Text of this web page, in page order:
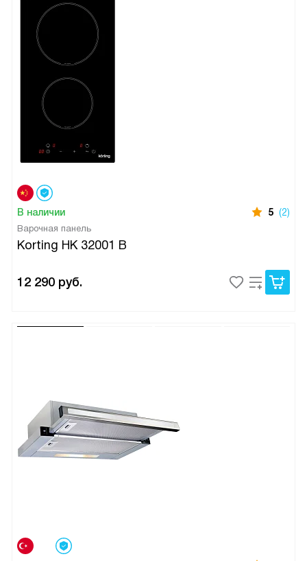
В наличии 5 (2)
Варочная панель
Korting HK 32001 B
12 290 руб.